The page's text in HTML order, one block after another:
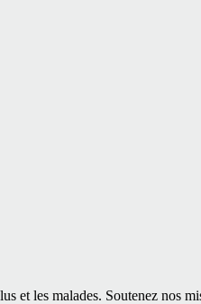
et les malades. Soutenez nos